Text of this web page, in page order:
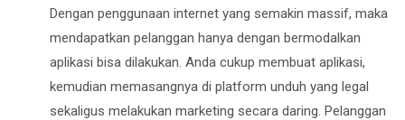
Dengan penggunaan internet yang semakin massif, maka
mendapatkan pelanggan hanya dengan bermodalkan
aplikasi bisa dilakukan. Anda cukup membuat aplikasi,
kemudian memasangnya di platform unduh yang legal
sekaligus melakukan marketing secara daring. Pelanggan